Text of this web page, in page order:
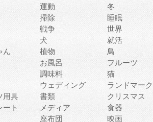
運動 冬
掃除 睡眠
戦争 世界
犬 就活
ん 植物 鳥
お風呂 フルーツ
調味料 猫
ウェディング ランドマーク
用具 書類 クリスマス
ート メディア 食器
座布団 映画